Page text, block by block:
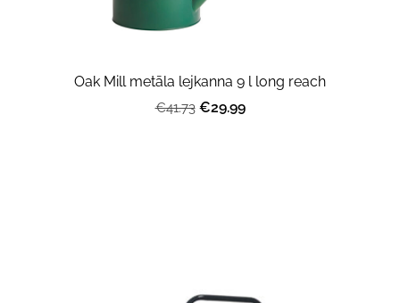
Oak Mill metāla lejkanna 9 l long reach
€41.73 €29.99